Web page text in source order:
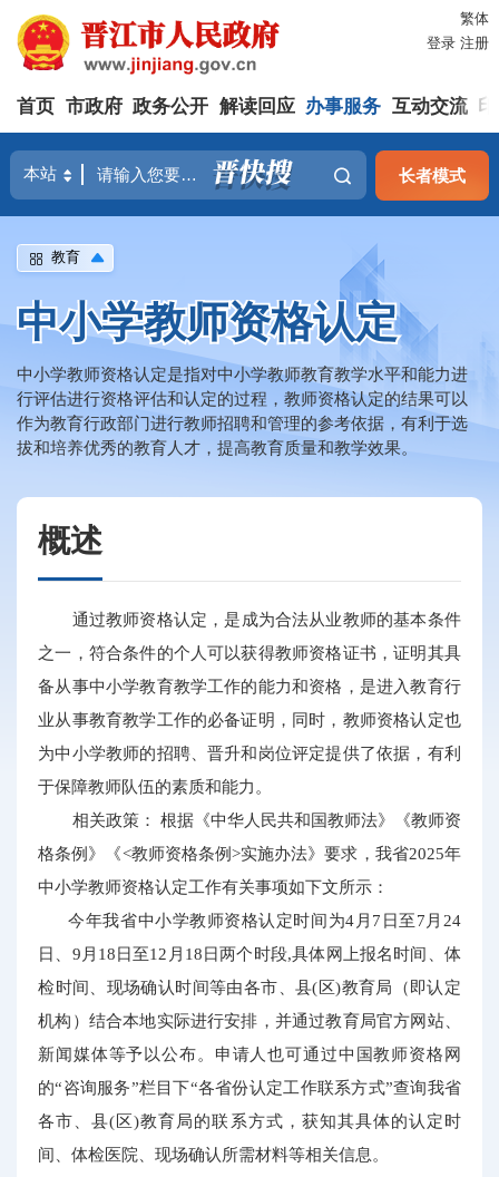
繁体
登录 注册
首页 市政府 政务公开 解读回应 办事服务 互动交流
长者模式
教育
中小学教师资格认定
中小学教师资格认定是指对中小学教师教育教学水平和能力进
行评估进行资格评估和认定的过程，教师资格认定的结果可以
作为教育行政部门进行教师招聘和管理的参考依据，有利于选
拔和培养优秀的教育人才，提高教育质量和教学效果。
概述
通过教师资格认定，是成为合法从业教师的基本条件
之一，符合条件的个人可以获得教师资格证书，证明其具
备从事中小学教育教学工作的能力和资格，是进入教育行
业从事教育教学工作的必备证明，同时，教师资格认定也
为中小学教师的招聘、晋升和岗位评定提供了依据，有利
于保障教师队伍的素质和能力。
相关政策： 根据《中华人民共和国教师法》《教师资
格条例》《<教师资格条例>实施办法》要求，我省2025年
中小学教师资格认定工作有关事项如下文所示：
今年我省中小学教师资格认定时间为4月7日至7月24
日、9月18日至12月18日两个时段,具体网上报名时间、体
检时间、现场确认时间等由各市、县(区)教育局（即认定
机构）结合本地实际进行安排，并通过教育局官方网站、
新闻媒体等予以公布。申请人也可通过中国教师资格网
的“咨询服务”栏目下“各省份认定工作联系方式”查询我省
各市、县(区)教育局的联系方式，获知其具体的认定时
间、体检医院、现场确认所需材料等相关信息。